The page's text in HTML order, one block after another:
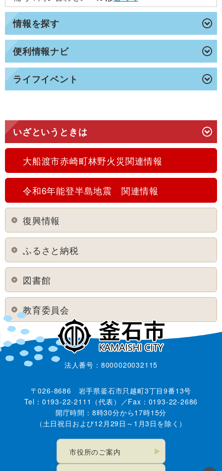
情報を探す
便利情報ナビ
ライフイベント
いざというときは
大船渡市赤崎町林野火災関連情報
令和6年能登半島地震 関連情報
復興情報
ふるさと納税
図書館
教育委員会
法人番号：8000020032115
〒026-8686 岩手県釜石市只越町3丁目9番13号
Tel：0193-22-2111（代表）／Fax：0193-22-2686
開庁時間：8時30分から17時15分
（土日祝日および12月29日～1月3日を除く）
市役所のご案内